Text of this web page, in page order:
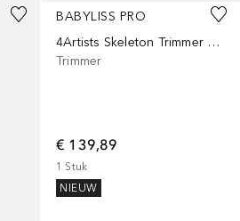
BABYLISS PRO
4Artists Skeleton Trimmer Gunsteel
Trimmer
€ 139,89
1 Stuk
NIEUW